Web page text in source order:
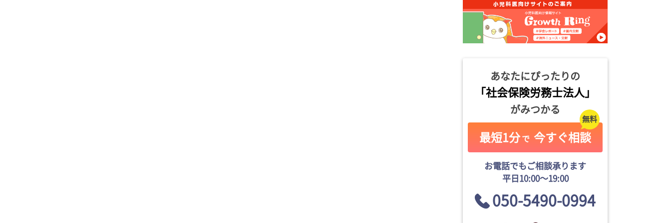
あなたにぴったりの
「社会保険労務士法人」
がみつかる
最短1分 で 今すぐ相談
お電話でもご相談承ります
平日10:00〜19:00
050-5490-0994